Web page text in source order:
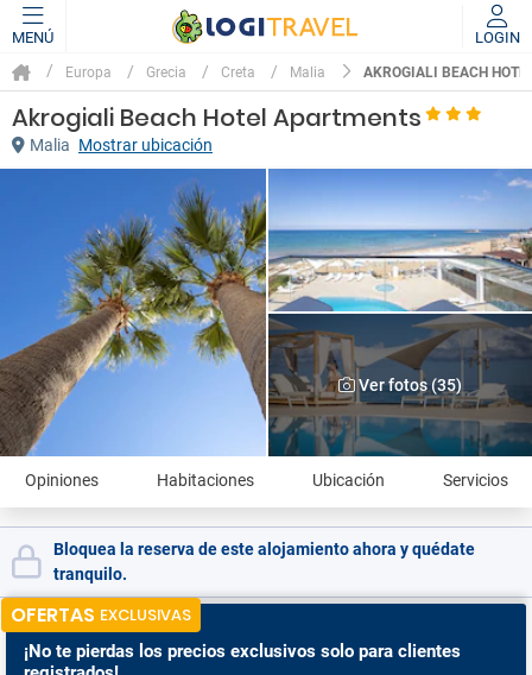
MENÚ LOGIN
Europa Grecia Creta Malia AKROGIALI BEACH
Akrogiali Beach Hotel Apartments
Malia Mostrar ubicación
Ver fotos (35)
Opiniones Habitaciones Ubicación Servicios
Bloquea la reserva de este alojamiento ahora y quédate
tranquilo.
OFERTAS EXCLUSIVAS
¡No te pierdas los precios exclusivos solo para clientes